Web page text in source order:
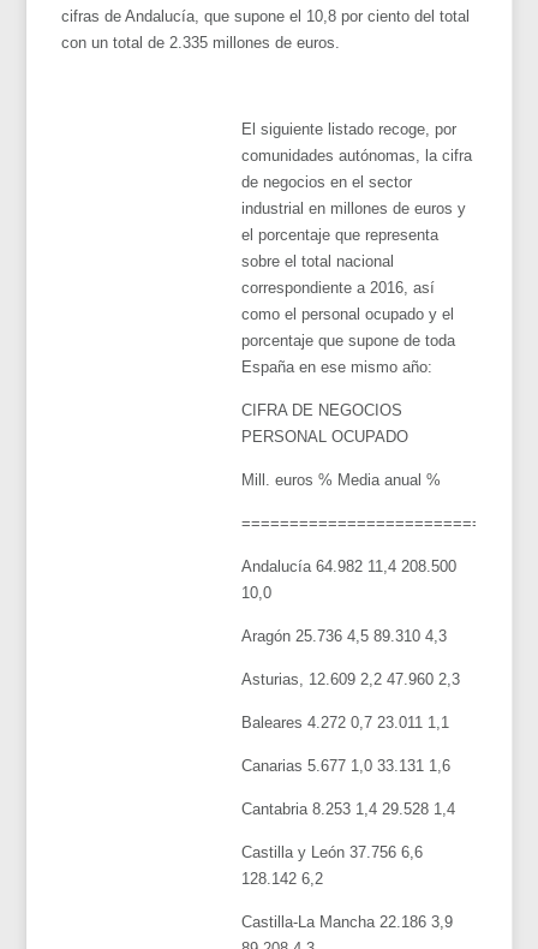
cifras de Andalucía, que supone el 10,8 por ciento del total
con un total de 2.335 millones de euros.
El siguiente listado recoge, por
comunidades autónomas, la cifra
de negocios en el sector
industrial en millones de euros y
el porcentaje que representa
sobre el total nacional
correspondiente a 2016, así
como el personal ocupado y el
porcentaje que supone de toda
España en ese mismo año:
CIFRA DE NEGOCIOS
PERSONAL OCUPADO
Mill. euros % Media anual %
Andalucía 64.982 11,4 208.500
10,0
Aragón 25.736 4,5 89.310 4,3
Asturias, 12.609 2,2 47.960 2,3
Baleares 4.272 0,7 23.011 1,1
Canarias 5.677 1,0 33.131 1,6
Cantabria 8.253 1,4 29.528 1,4
Castilla y León 37.756 6,6
128.142 6,2
Castilla-La Mancha 22.186 3,9